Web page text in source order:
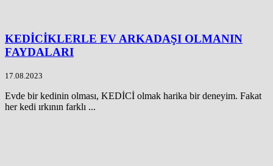
KEDİCİKLERLE EV ARKADAŞI OLMANIN
FAYDALARI
17.08.2023
Evde bir kedinin olması, KEDİCİ olmak harika bir deneyim. Fakat
her kedi ırkının farklı ...